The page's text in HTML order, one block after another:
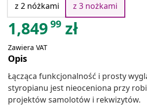
z 2 nóżkami
z 3 nożkami
1,84999 zł
Zawiera VAT
Opis
Łącząca funkcjonalność i prosty
styropianu jest nieoceniona przy
projektów samolotów i rekwizytów.